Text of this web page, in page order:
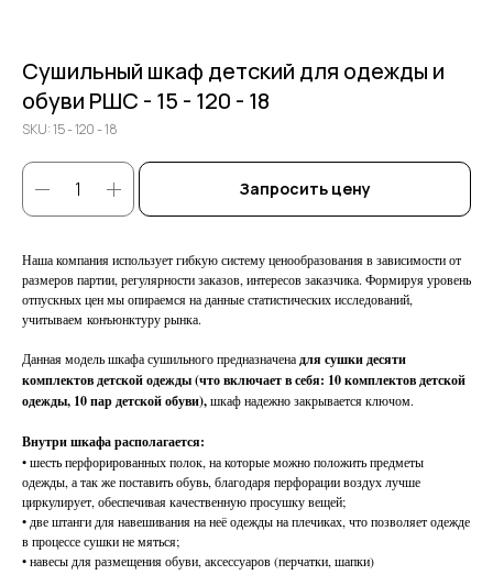
Сушильный шкаф детский для одежды и
обуви РШС - 15 - 120 - 18
SKU:15 - 120 - 18
Запросить цену
Наша компания использует гибкую систему ценообразования в зависимости от
размеров партии, регулярности заказов, интересов заказчика. Формируя уровень
отпускных цен мы опираемся на данные статистических исследований,
учитываем конъюнктуру рынка.
Данная модель шкафа сушильного предназначенадля сушки десяти
комплектов детской одежды (что включает в себя: 10 комплектов детской
одежды, 10 пар детской обуви),шкаф надежно закрывается ключом.
Внутри шкафа располагается:
• шесть перфорированных полок, на которые можно положить предметы
одежды, а так же поставить обувь, благодаря перфорации воздух лучше
циркулирует, обеспечивая качественную просушку вещей;
• две штанги для навешивания на неё одежды на плечиках, что позволяет одежде
в процессе сушки не мяться;
• навесы для размещения обуви, аксессуаров (перчатки, шапки)